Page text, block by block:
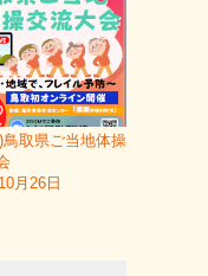
鳥取県ご当地体操
月26日